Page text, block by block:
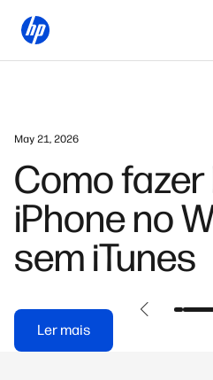
May 21, 2026
Como
iPhone no
sem iTunes
Ler mais